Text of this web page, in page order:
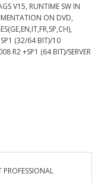
V15, RUNTIME SW IN
ON DVD,
SP1 (32/64 BIT)/10
R2 +SP1 (64 BIT)/SERVER